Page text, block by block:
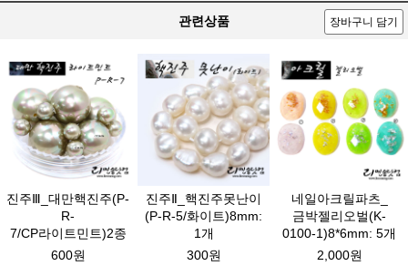
관련상품 장바구니 담기
진주Ⅲ_대만핵진주(P-
R-
7/CP라이트민트)2종
600원
진주Ⅱ_핵진주못난이
(P-R-5/화이트)8mm:
1개
300원
네일아크릴파츠_
금박젤리오벌(K-
0100-1)8*6mm: 5개
2,000원